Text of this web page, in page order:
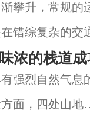
抓住机会，抓
攀升，常规的
错综复杂的交
角度来说，整
非常有必要的
浓的栈道
强烈自然气息
面，四处山地
级，丰富山地